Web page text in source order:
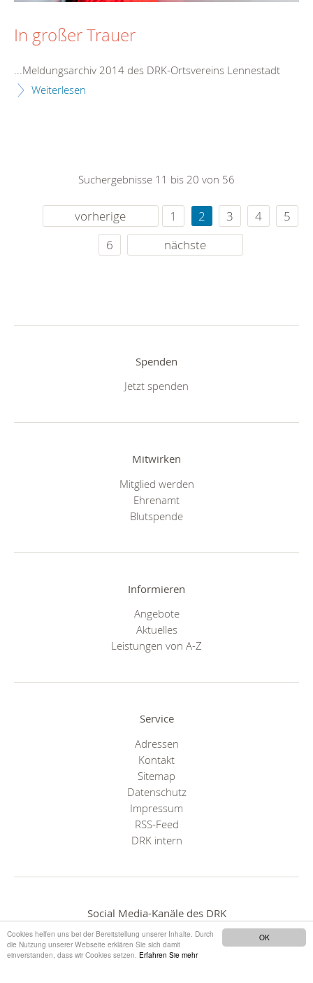
OK
Cookies helfen uns bei der Bereitstellung unserer Inhalte. Durch
die Nutzung unserer Webseite erklären Sie sich damit
einverstanden, dass wir Cookies setzen. Erfahren Sie mehr
In großer Trauer
...Meldungsarchiv 2014 des DRK-Ortsvereins Lennestadt
Weiterlesen
Suchergebnisse 11 bis 20 von 56
vorherige 1 2 3 4
5
6
nächste
Spenden
Jetzt spenden
Mitwirken
Mitglied werden
Ehrenamt
Blutspende
Informieren
Angebote
Aktuelles
Leistungen von A-Z
Service
Adressen
Kontakt
Sitemap
Datenschutz
Impressum
RSS-Feed
DRK intern
Social Media-Kanäle des DRK